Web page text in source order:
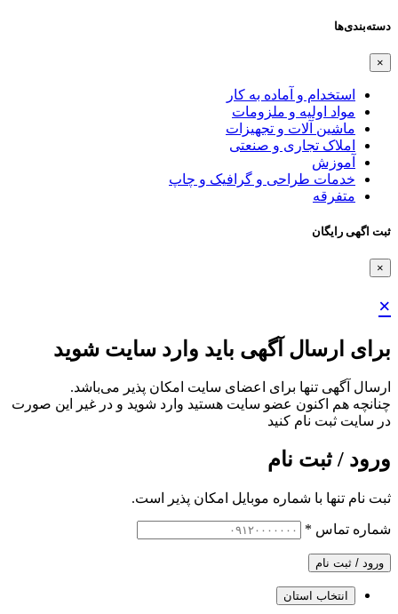
دسته‌بندی‌ها
×
استخدام و آماده به کار
مواد اولیه و ملزومات
ماشین آلات و تجهیزات
املاک تجاری و صنعتی
آموزش
خدمات طراحی و گرافیک و چاپ
متفرقه
ثبت اگهی رایگان
×
×
برای ارسال آگهی باید وارد سایت شوید
ارسال آگهی تنها برای اعضای سایت امکان پذیر می‌باشد.
چنانچه هم‌ اکنون عضو سایت هستید وارد شوید و در غیر این صورت
در سایت ثبت نام کنید
ورود / ثبت نام
ثبت نام تنها با شماره موبایل امکان پذیر است.
شماره تماس *
ورود / ثبت نام
انتخاب استان